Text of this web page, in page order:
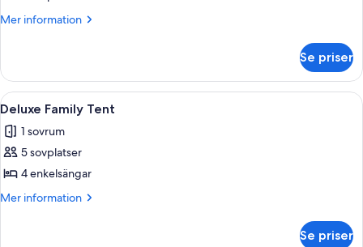
för
Mer information
Mer
Se priser
Öppna
alla
foton
för
Deluxe
Family
Ett rum med en vägg som har ett
8
Deluxe Family Tent
1 sovrum
5 sovplatser
4 enkelsängar
Mer information
Mer
Se priser